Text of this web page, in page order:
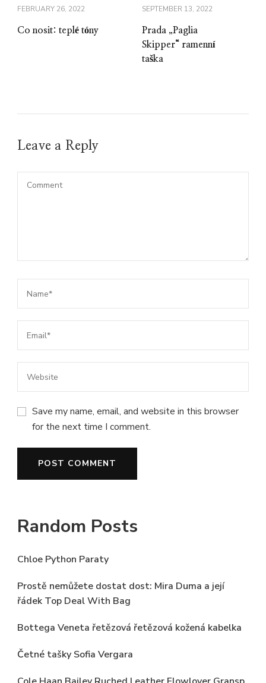
FEBRUARY 26, 2022
Co nosit: teplé tóny
SEPTEMBER 13, 2022
Prada „Paglia
Skipper“ ramenní
taška
Leave a Reply
Save my name, email, and website in this browser
for the next time I comment.
Random Posts
Chloe Python Paraty
Prostě nemůžete dostat dost: Mira Duma a její
řádek Top Deal With Bag
Bottega Veneta řetězová řetězová kožená kabelka
Četné tašky Sofia Vergara